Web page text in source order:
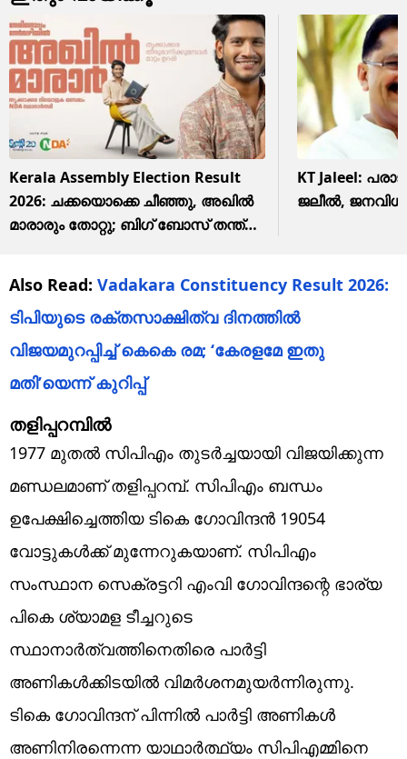
Kerala Assembly Election Result
2026: ചക്കയൊക്കെ ചീഞ്ഞു, അഖില്‍
മാരാരും തോറ്റു; ബിഗ് ബോസ് തന്ത്രം
KT Jaleel: പരാജയം സമ്മതിച്ച് കെടി
ജലീൽ,
Also Read: Vadakara Constituency Result 2026:
ടിപിയുടെ രക്തസാക്ഷിത്വ ദിനത്തില്‍
വിജയമുറപ്പിച്ച് കെകെ രമ; ‘കേരളമേ ഇതു
മതി’യെന്ന് കുറിപ്പ്‌
തളിപ്പറമ്പില്‍
1977 മുതല്‍ സിപിഎം തുടര്‍ച്ചയായി വിജയിക്കുന്ന
മണ്ഡലമാണ് തളിപ്പറമ്പ്. സിപിഎം ബന്ധം
ഉപേക്ഷിച്ചെത്തിയ ടികെ ഗോവിന്ദന്‍ 19054
വോട്ടുകള്‍ക്ക് മുന്നേറുകയാണ്. സിപിഎം
സംസ്ഥാന സെക്രട്ടറി എംവി ഗോവിന്ദന്റെ ഭാര്യ
പികെ ശ്യാമള ടീച്ചറുടെ
സ്ഥാനാര്‍ത്വത്തിനെതിരെ പാര്‍ട്ടി
അണികള്‍ക്കിടയില്‍ വിമര്‍ശനമുയര്‍ന്നിരുന്നു.
ടികെ ഗോവിന്ദന് പിന്നില്‍ പാര്‍ട്ടി അണികള്‍
അണിനിരന്നെന്ന യാഥാര്‍ത്ഥ്യം സിപിഎമ്മിനെ